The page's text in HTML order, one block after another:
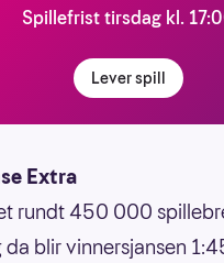
Spillefrist tirsdag kl.
Lever spill
Extra
rundt 450 000
da blir vinnersjansen